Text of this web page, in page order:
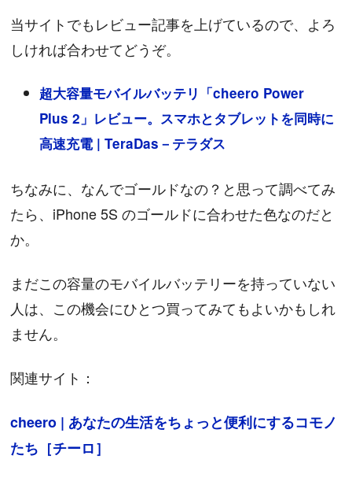
当サイトでもレビュー記事を上げているので、よろ
しければ合わせてどうぞ。
超大容量モバイルバッテリ「cheero Power
Plus 2」レビュー。スマホとタブレットを同時に
高速充電 | TeraDas－テラダス
ちなみに、なんでゴールドなの？と思って調べてみ
たら、iPhone 5S のゴールドに合わせた色なのだと
か。
まだこの容量のモバイルバッテリーを持っていない
人は、この機会にひとつ買ってみてもよいかもしれ
ません。
関連サイト：
cheero | あなたの生活をちょっと便利にするコモノ
たち［チーロ］